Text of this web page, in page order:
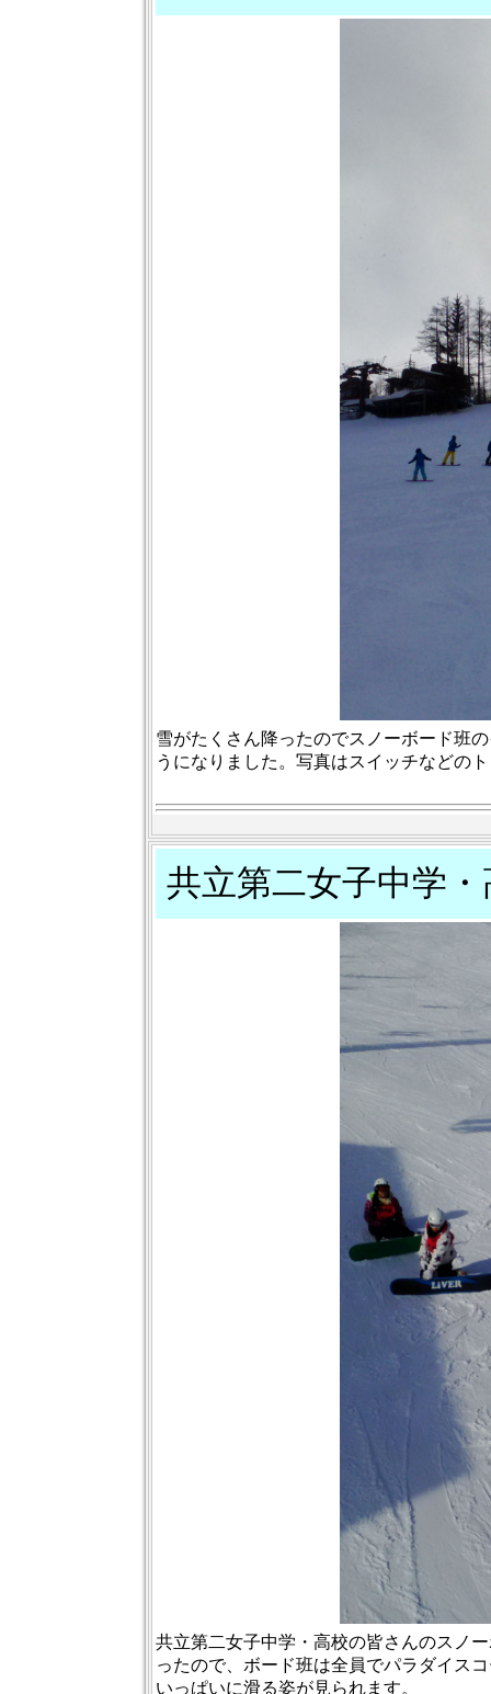
雪がたくさん降ったのでスノーボード班
うになりました。写真はスイッチなどの
共立第二女子中学
共立第二女子中学・高校の皆さんのスノ
ったので、ボード班は全員でパラダイス
いっぱいに滑る姿が見られます。